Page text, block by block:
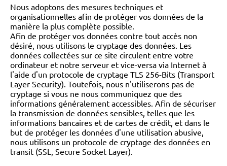
Nous adoptons des mesures techniques et
organisationnelles afin de protéger vos données de la
manière la plus complète possible.
Afin de protéger vos données contre tout accès non
désiré, nous utilisons le cryptage des données. Les
données collectées sur ce site circulent entre votre
ordinateur et notre serveur et vice-versa via Internet à
l'aide d'un protocole de cryptage TLS 256-Bits (Transport
Layer Security). Toutefois, nous n'utiliserons pas de
cryptage si vous ne nous communiquez que des
informations généralement accessibles. Afin de sécuriser
la transmission de données sensibles, telles que les
informations bancaires et de cartes de crédit, et dans le
but de protéger les données d'une utilisation abusive,
nous utilisons un protocole de cryptage des données en
transit (SSL, Secure Socket Layer).